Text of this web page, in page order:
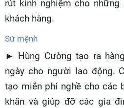
rút kinh nghiệm cho
khách hàng.
Sứ mệnh
► Hùng Cường tạo ra
ngày cho người lao động.
tạo miễn phí nghề cho các
khăn và giúp đỡ các gia